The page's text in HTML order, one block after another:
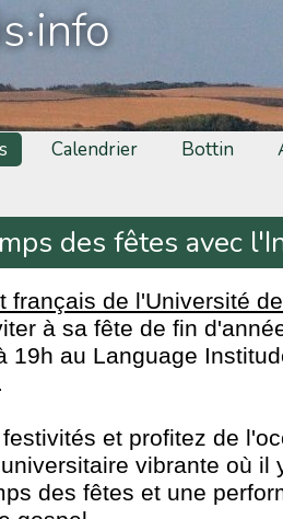
Calendrier Bottin
des fêtes avec
français de l'Université
à sa fête de fin
19h au Language
et profitez de
vibrante où il
des fêtes et une